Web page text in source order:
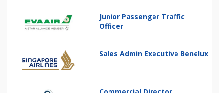
Junior Passenger Traffic
Officer
Sales Admin Executive Benelux